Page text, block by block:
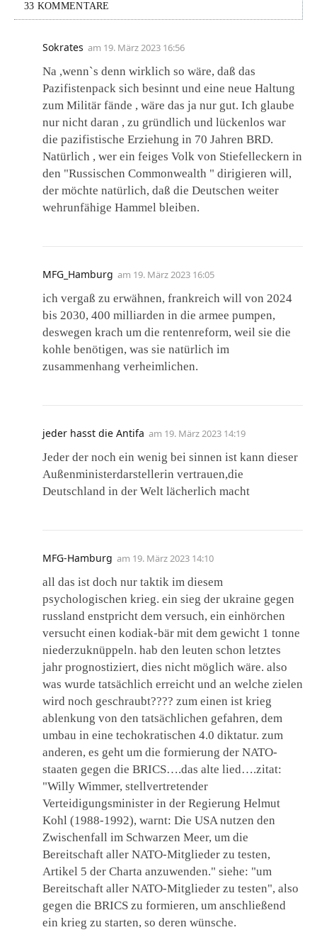
33 KOMMENTARE
Sokrates am 19. März 2023 16:56
Na ,wenn`s denn wirklich so wäre, daß das
Pazifistenpack sich besinnt und eine neue Haltung
zum Militär fände , wäre das ja nur gut. Ich glaube
nur nicht daran , zu gründlich und lückenlos war
die pazifistische Erziehung in 70 Jahren BRD.
Natürlich , wer ein feiges Volk von Stiefelleckern in
den "Russischen Commonwealth " dirigieren will,
der möchte natürlich, daß die Deutschen weiter
wehrunfähige Hammel bleiben.
MFG_Hamburg am 19. März 2023 16:05
ich vergaß zu erwähnen, frankreich will von 2024
bis 2030, 400 milliarden in die armee pumpen,
deswegen krach um die rentenreform, weil sie die
kohle benötigen, was sie natürlich im
zusammenhang verheimlichen.
jeder hasst die Antifa am 19. März 2023 14:19
Jeder der noch ein wenig bei sinnen ist kann dieser
Außenministerdarstellerin vertrauen,die
Deutschland in der Welt lächerlich macht
MFG-Hamburg am 19. März 2023 14:10
all das ist doch nur taktik im diesem
psychologischen krieg. ein sieg der ukraine gegen
russland enstpricht dem versuch, ein einhörchen
versucht einen kodiak-bär mit dem gewicht 1 tonne
niederzuknüppeln. hab den leuten schon letztes
jahr prognostiziert, dies nicht möglich wäre. also
was wurde tatsächlich erreicht und an welche zielen
wird noch geschraubt???? zum einen ist krieg
ablenkung von den tatsächlichen gefahren, dem
umbau in eine techokratischen 4.0 diktatur. zum
anderen, es geht um die formierung der NATO-
staaten gegen die BRICS….das alte lied….zitat:
"Willy Wimmer, stellvertretender
Verteidigungsminister in der Regierung Helmut
Kohl (1988-1992), warnt: Die USA nutzen den
Zwischenfall im Schwarzen Meer, um die
Bereitschaft aller NATO-Mitglieder zu testen,
Artikel 5 der Charta anzuwenden." siehe: "um
Bereitschaft aller NATO-Mitglieder zu testen", also
gegen die BRICS zu formieren, um anschließend
ein krieg zu starten, so deren wünsche.